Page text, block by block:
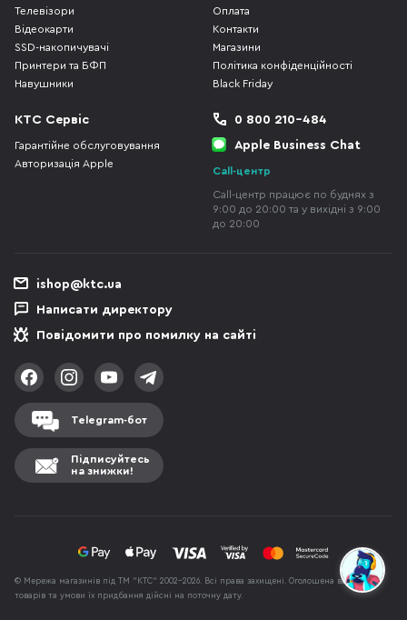
Телевізори
Відеокарти
SSD-накопичувачі
Принтери та БФП
Навушники
Оплата
Контакти
Магазини
Політика конфіденційності
Black Friday
КТС Сервіс
Гарантійне обслуговування
Авторизація Apple
0 800 210-484
Apple Business Chat
Call-центр
Call-центр працює по буднях з
9:00 до 20:00 та у вихідні з 9:00
до 20:00
ishop@ktc.ua
Написати директору
Повідомити про помилку на сайті
Telegram-бот
Підписуйтесь
на знижки!
© Мережа магазинів під ТМ "КТС" 2002-2026. Всі права захищені. Оголошена вартість
товарів та умови їх придбання дійсні на поточну дату.